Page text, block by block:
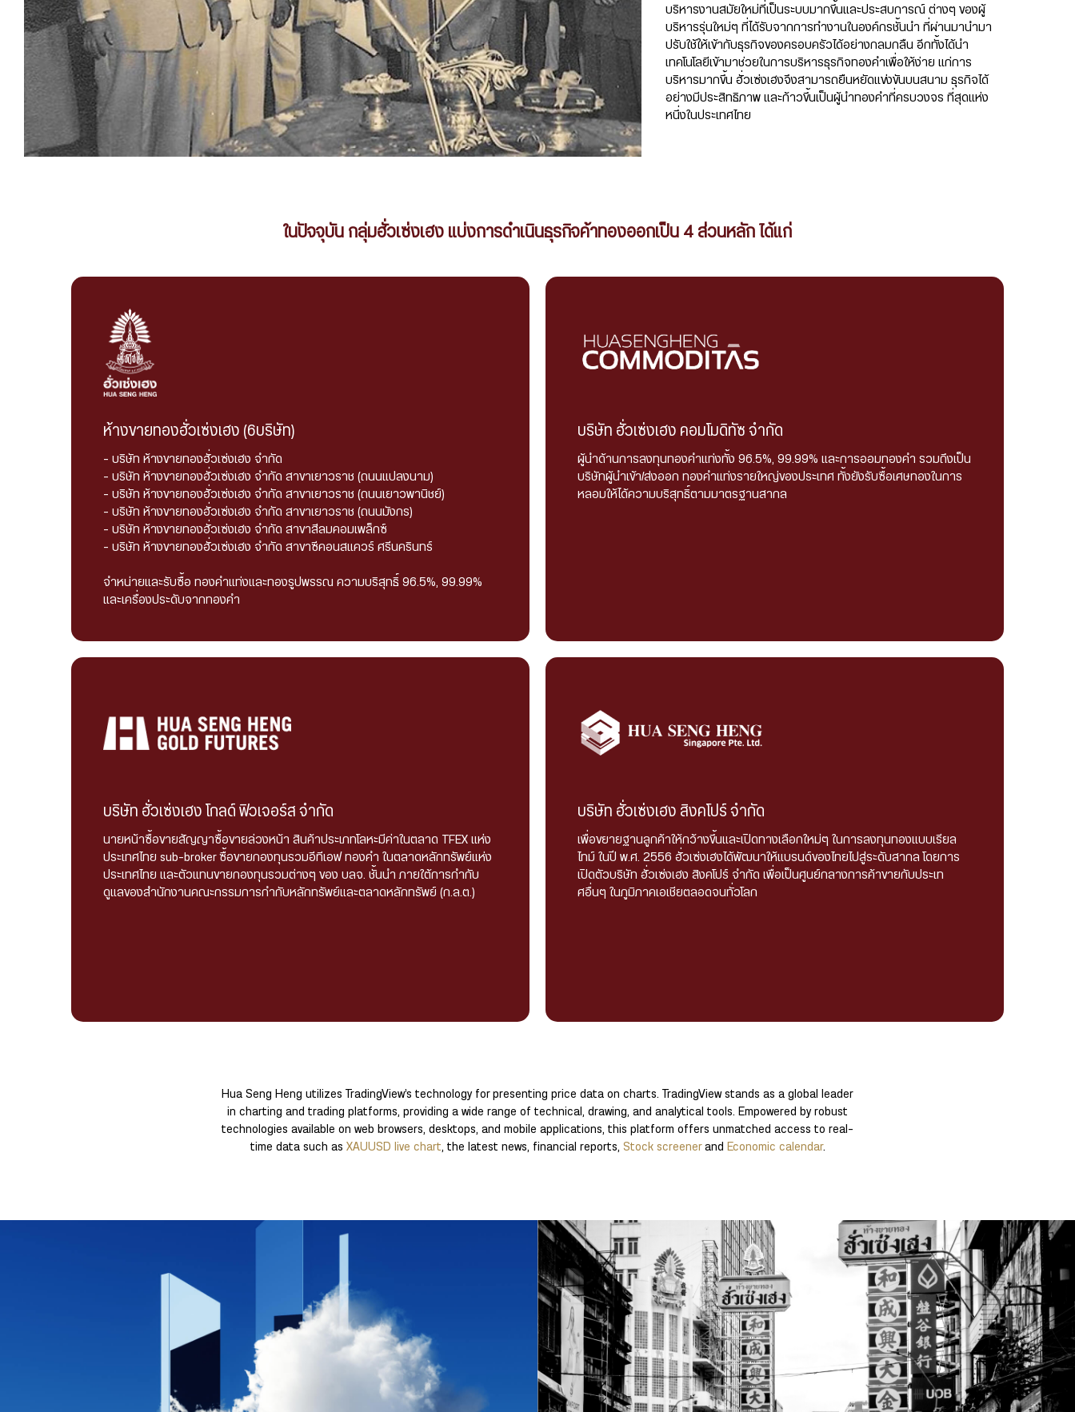
บริหารงานสมัยใหม่ที่เป็นระบบมากขึ้นและประสบการณ์ ต่างๆ ของผู้
บริหารรุ่นใหม่ๆ ที่ได้รับจากการทำงานในองค์กรชั้นนำ ที่ผ่านมานำมา
ปรับใช้ให้เข้ากับธุรกิจของครอบครัวได้อย่างกลมกลืน อีกทั้งได้นำ
เทคโนโลยีเข้ามาช่วยในการบริหารธุรกิจทองคำเพื่อให้ง่าย แก่การ
บริหารมากขึ้น ฮั่วเซ่งเฮงจึงสามารถยืนหยัดแข่งขันบนสนาม ธุรกิจได้
อย่างมีประสิทธิภาพ และก้าวขึ้นเป็นผู้นำทองคำที่ครบวงจร ที่สุดแห่ง
หนึ่งในประเทศไทย
ในปัจจุบัน กลุ่มฮั่วเซ่งเฮง แบ่งการดำเนินธุรกิจค้าทองออกเป็น 4 ส่วนหลัก ได้แก่
ห้างขายทองฮั่วเซ่งเฮง (6บริษัท)
- บริษัท ห้างขายทองฮั่วเซ่งเฮง จำกัด
- บริษัท ห้างขายทองฮั่วเซ่งเฮง จำกัด สาขาเยาวราช (ถนนแปลงนาม)
- บริษัท ห้างขายทองฮั่วเซ่งเฮง จำกัด สาขาเยาวราช (ถนนเยาวพานิชย์)
- บริษัท ห้างขายทองฮั่วเซ่งเฮง จำกัด สาขาเยาวราช (ถนนมังกร)
- บริษัท ห้างขายทองฮั่วเซ่งเฮง จำกัด สาขาสีลมคอมเพล็กซ์
- บริษัท ห้างขายทองฮั่วเซ่งเฮง จำกัด สาขาซีคอนสแควร์ ศรีนครินทร์
จำหน่ายและรับซื้อ ทองคำแท่งและทองรูปพรรณ ความบริสุทธิ์ 96.5%, 99.99%
และเครื่องประดับจากทองคำ
บริษัท ฮั่วเซ่งเฮง คอมโมดิทัซ จำกัด
ผู้นำด้านการลงทุนทองคำแท่งทั้ง 96.5%, 99.99% และการออมทองคำ รวมถึงเป็น
บริษัทผู้นำเข้า/ส่งออก ทองคำแท่งรายใหญ่ของประเทศ ทั้งยังรับซื้อเศษทองในการ
หลอมให้ได้ความบริสุทธิ์ตามมาตรฐานสากล
บริษัท ฮั่วเซ่งเฮง โกลด์ ฟิวเจอร์ส จำกัด
นายหน้าซื้อขายสัญญาซื้อขายล่วงหน้า สินค้าประเภทโลหะมีค่าในตลาด TFEX แห่ง
ประเทศไทย sub-broker ซื้อขายกองทุนรวมอีทีเอฟ ทองคำ ในตลาดหลักทรัพย์แห่ง
ประเทศไทย และตัวแทนขายกองทุนรวมต่างๆ ของ บลจ. ชั้นนำ ภายใต้การกำกับ
ดูแลของสำนักงานคณะกรรมการกำกับหลักทรัพย์และตลาดหลักทรัพย์ (ก.ล.ต.)
บริษัท ฮั่วเซ่งเฮง สิงคโปร์ จำกัด
เพื่อขยายฐานลูกค้าให้กว้างขึ้นและเปิดทางเลือกใหม่ๆ ในการลงทุนทองแบบเรียล
ไทม์ ในปี พ.ศ. 2556 ฮั่วเซ่งเฮงได้พัฒนาให้แบรนด์ของไทยไปสู่ระดับสากล โดยการ
เปิดตัวบริษัท ฮั่วเซ่งเฮง สิงคโปร์ จำกัด เพื่อเป็นศูนย์กลางการค้าขายกับประเท
ศอื่นๆ ในภูมิภาคเอเชียตลอดจนทั่วโลก
Hua Seng Heng utilizes TradingView’s technology for presenting price data on charts. TradingView stands as a global leader
in charting and trading platforms, providing a wide range of technical, drawing, and analytical tools. Empowered by robust
technologies available on web browsers, desktops, and mobile applications, this platform offers unmatched access to real-
time data such as XAUUSD live chart, the latest news, financial reports, Stock screenerand Economic calendar.